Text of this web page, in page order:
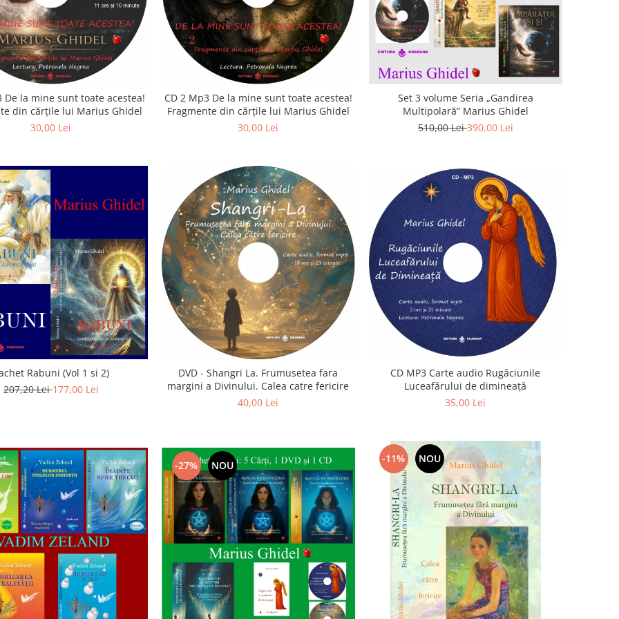
De la mine sunt toate acestea!
din cărțile lui Marius Ghidel
30,00 Lei
CD 2 Mp3 De la mine sunt toate acestea!
Fragmente din cărțile lui Marius Ghidel
30,00 Lei
Set 3 volume Seria „Gandirea
Multipolară” Marius Ghidel
510,00 Lei390,00 Lei
Rabuni (Vol 1 si 2)
207,20 Lei177,00 Lei
DVD - Shangri La. Frumusetea fara
margini a Divinului. Calea catre fericire
40,00 Lei
CD MP3 Carte audio Rugăciunile
Luceafărului de dimineață
35,00 Lei
-27% NOU
-11% NOU